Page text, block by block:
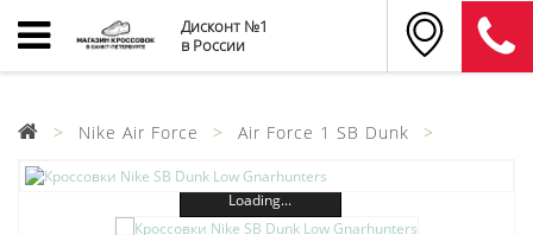
Дисконт №1
в России
Nike Air Force Air Force 1 SB Dunk
Loading...